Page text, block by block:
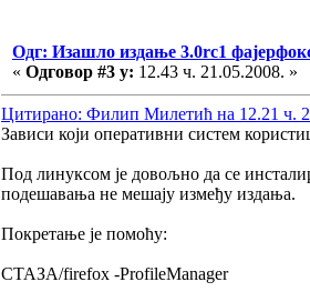
Одг: Изашло издање 3.0rc1
« Одговор #3 у: 12.43 ч. 21.05.2008. »
Цитирано: Филип Милетић на 12.21 ч.
Зависи који оперативни систем
Под линуксом је довољно да се
подешавања не мешају између издања.
Покретање је помоћу:
СТАЗА/firefox -ProfileManager